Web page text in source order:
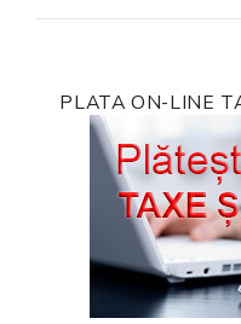
PLATA ON-LINE